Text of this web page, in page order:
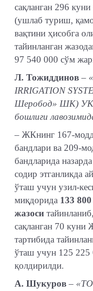
сақланган 296
(ушлаб туриш,
вақтини ҳисобга
тайинланган
97 540 000 сўм
Л. Тожиддинов –
IRRIGATION
Шеробод» ШК) УК
бошлиғи
– ЖКнинг 167-
бандлари ва 209-
бандларида
содир этганликда
ўташ учун узил-
миқдорида 133
жазоси
сақланган 70
тартибида
ўташ учун 125 225
қолдирилди.
А. Шукуров –